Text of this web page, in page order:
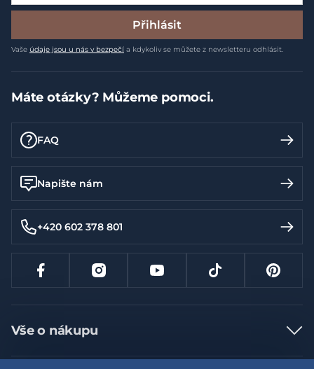
Přihlásit
Vaše údaje jsou u nás v bezpečí a kdykoliv se můžete z newsletteru odhlásit.
Máte otázky? Můžeme pomoci.
FAQ
Napište nám
+420 602 378 801
Vše o nákupu
Jak nakupovat